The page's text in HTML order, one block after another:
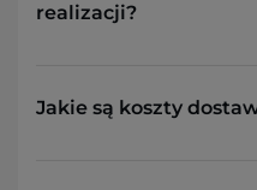
realizacji?
Jakie są koszty